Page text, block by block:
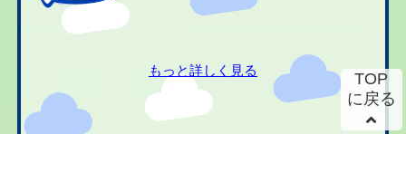
もっと詳しく見る
TOP
に戻る